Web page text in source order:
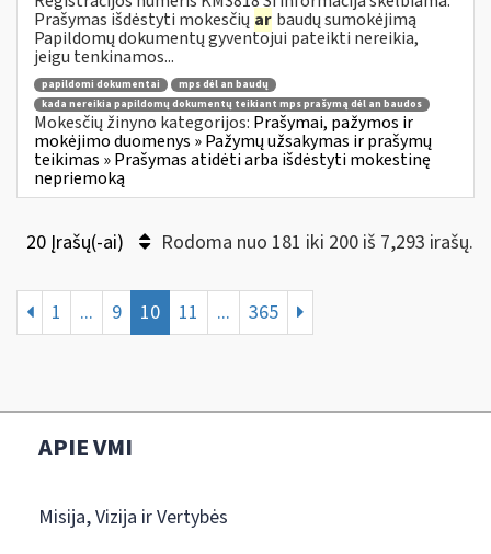
Prašymas išdėstyti mokesčių ar baudų sumokėjimą
Papildomų dokumentų gyventojui pateikti nereikia,
jeigu tenkinamos...
papildomi dokumentai
mps dėl an baudų
kada nereikia papildomų dokumentų teikiant mps prašymą dėl an baudos
Mokesčių žinyno kategorijos: Prašymai, pažymos ir
mokėjimo duomenys » Pažymų užsakymas ir prašymų
teikimas » Prašymas atidėti arba išdėstyti mokestinę
nepriemoką
20 Įrašų(-ai) Rodoma nuo 181 iki 200 iš 7,293 irašų.
1 ... 9 10 11 ... 365
APIE VMI
Misija, Vizija ir Vertybės